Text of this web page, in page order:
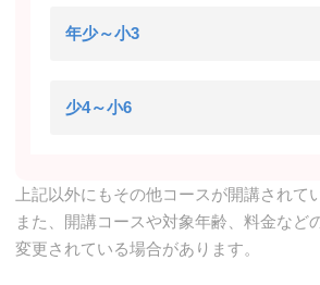
年少～小3
少4～小6
上記以外にもその他コースが開講されて
また、開講コースや対象年齢、料金など
変更されている場合があります。